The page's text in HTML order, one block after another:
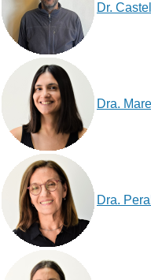
Dr.
Dra.
Dra.